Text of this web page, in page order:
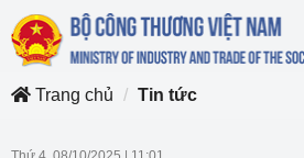
Trang chủ
Tin tức